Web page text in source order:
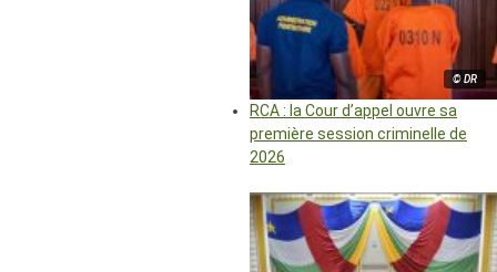
© DR
RCA : la Cour d’appel ouvre sa
première session criminelle de
2026